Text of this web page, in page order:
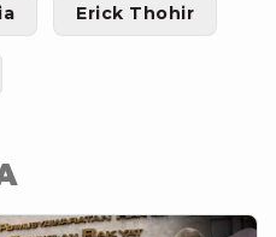
Erick Thohir